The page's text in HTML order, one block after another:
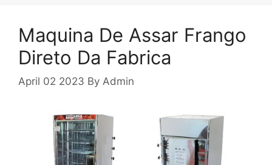
Maquina De Assar Frango
Direto Da Fabrica
April 02 2023 By Admin